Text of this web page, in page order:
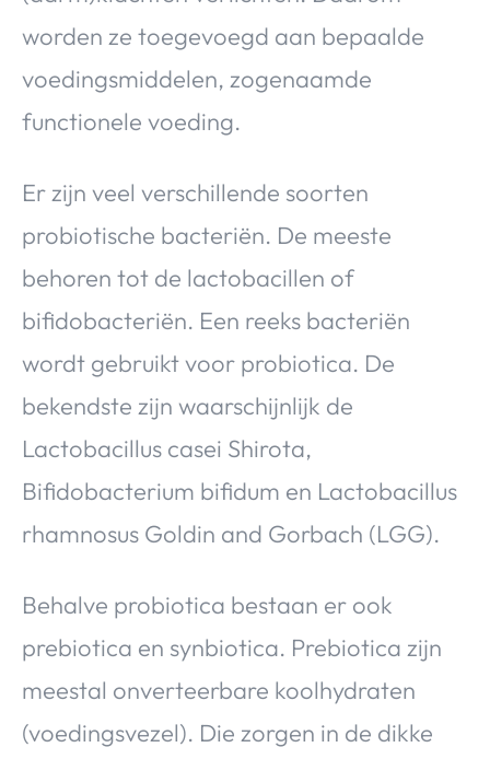
worden ze toegevoegd aan bepaalde
voedingsmiddelen, zogenaamde
functionele voeding.
Er zijn veel verschillende soorten
probiotische bacteriën. De meeste
behoren tot de lactobacillen of
bifidobacteriën. Een reeks bacteriën
wordt gebruikt voor probiotica. De
bekendste zijn waarschijnlijk de
Lactobacillus casei Shirota,
Bifidobacterium bifidum en Lactobacillus
rhamnosus Goldin and Gorbach (LGG).
Behalve probiotica bestaan er ook
prebiotica en synbiotica. Prebiotica zijn
meestal onverteerbare koolhydraten
(voedingsvezel). Die zorgen in de dikke